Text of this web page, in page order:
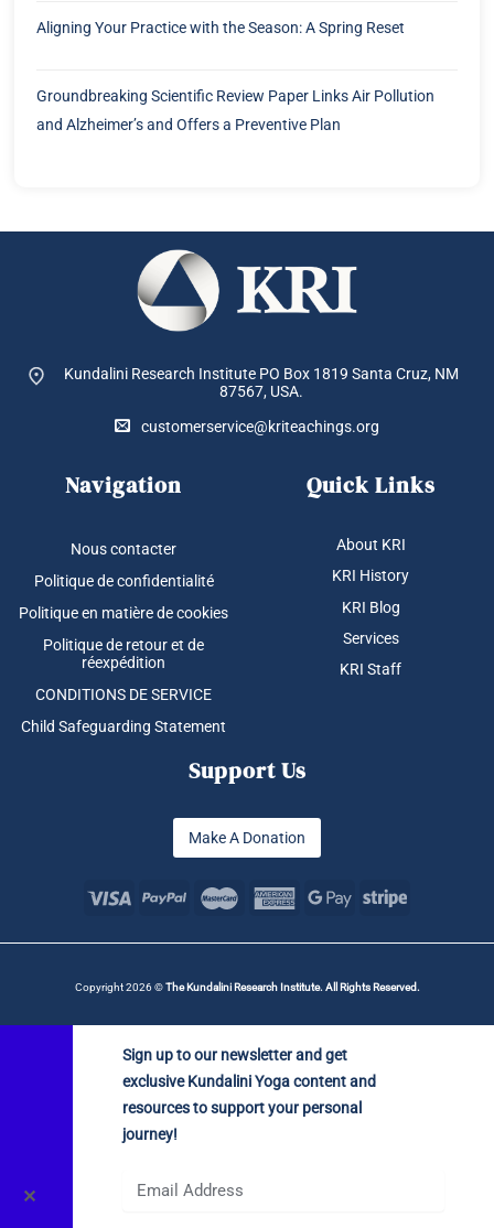
Aligning Your Practice with the Season: A Spring Reset
Groundbreaking Scientific Review Paper Links Air Pollution
and Alzheimer’s and Offers a Preventive Plan
Kundalini Research Institute PO Box 1819 Santa Cruz, NM
87567, USA.
customerservice@kriteachings.org
Navigation
Nous contacter
Politique de confidentialité
Politique en matière de cookies
Politique de retour et de
réexpédition
CONDITIONS DE SERVICE
Child Safeguarding Statement
Quick Links
About KRI
KRI History
KRI Blog
Services
KRI Staff
Support Us
Make A Donation
Copyright 2026 ©The Kundalini Research Institute. All Rights Reserved.
✕
Sign up to our newsletter and get
exclusive Kundalini Yoga content and
resources to support your personal
journey!